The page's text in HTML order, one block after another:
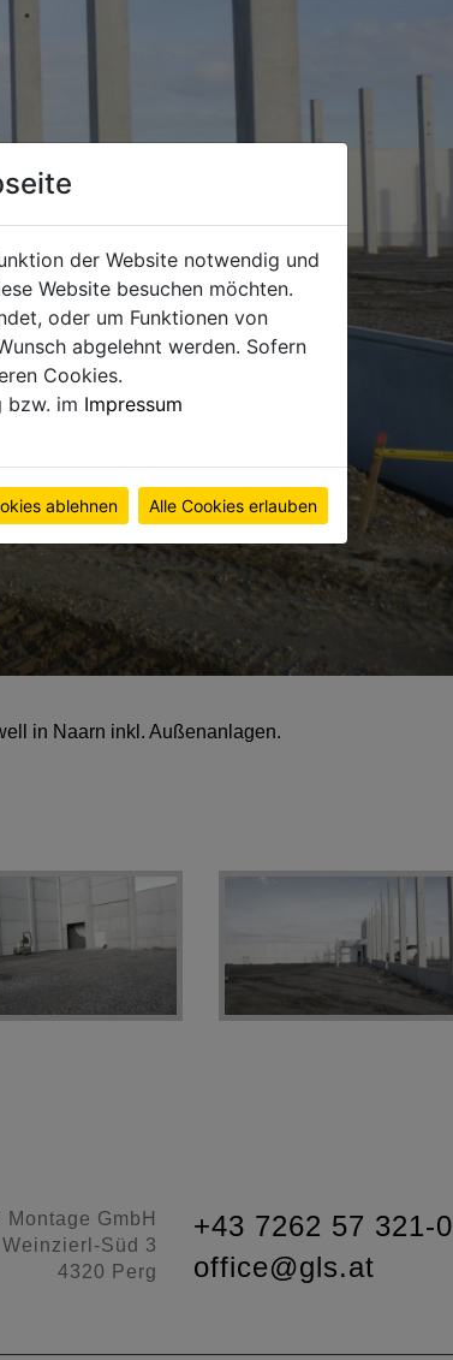
in Naarn inkl. Außenanlagen.
GmbH
Weinzierl-Süd 3
4320 Perg
+43 7262 57 321-0
office@gls.at
der Website notwendig und
Website besuchen möchten.
oder um Funktionen von
abgelehnt werden. Sofern
Cookies.
bzw. im Impressum
ablehnen Alle Cookies erlauben